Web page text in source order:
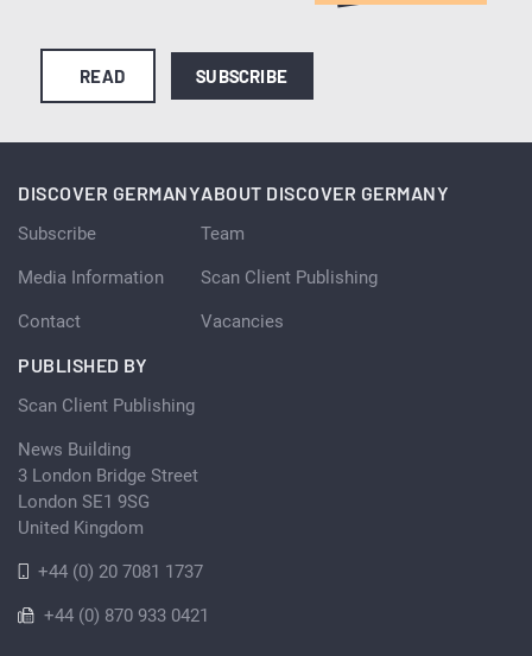
READ SUBSCRIBE
DISCOVER GERMANY
Subscribe
Media Information
Contact
ABOUT DISCOVER GERMANY
Team
Scan Client Publishing
Vacancies
PUBLISHED BY
Scan Client Publishing
News Building
3 London Bridge Street
London SE1 9SG
United Kingdom
+44 (0) 20 7081 1737
+44 (0) 870 933 0421